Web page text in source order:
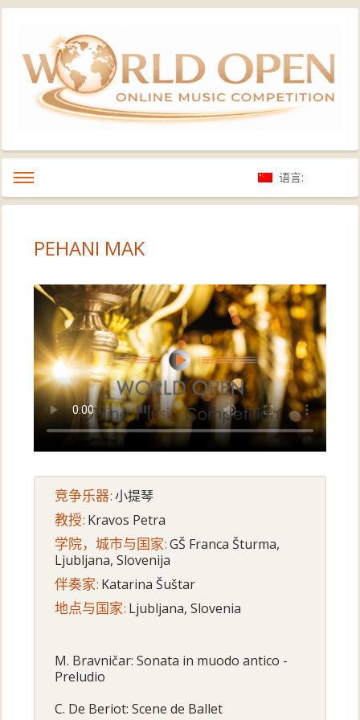
语言:
PEHANI MAK
竞争乐器:小提琴
教授: Kravos Petra
学院，城市与国家:GŠ Franca Šturma,
Ljubljana, Slovenija
伴奏家: Katarina Šuštar
地点与国家: Ljubljana, Slovenia
M. Bravničar: Sonata in muodo antico -
Preludio
C. De Beriot: Scene de Ballet